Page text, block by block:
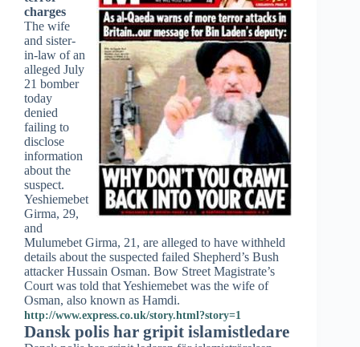
charges
The wife
and sister-
in-law of an
alleged July
21 bomber
today
denied
failing to
disclose
information
about the
suspect.
Yeshiemebet
Girma, 29,
and
Mulumebet Girma, 21, are alleged to have withheld
details about the suspected failed Shepherd’s Bush
attacker Hussain Osman. Bow Street Magistrate’s
Court was told that Yeshiemebet was the wife of
Osman, also known as Hamdi.
http://www.express.co.uk/story.html?story=1
Dansk polis har gripit islamistledare